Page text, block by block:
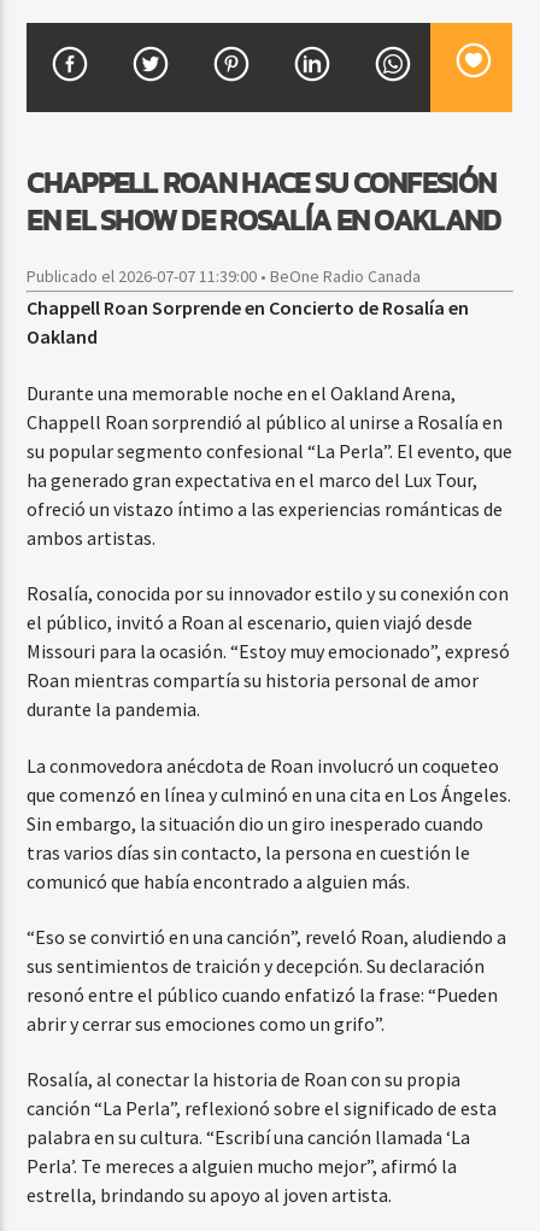
5:00 PM 7:00 PM
Beone Radio
CHAPPELL ROAN HACE SU CONFESIÓN
EN EL SHOW DE ROSALÍA EN OAKLAND
Publicado el 2026-07-07 11:39:00 • BeOne Radio Canada
Chappell Roan Sorprende en Concierto de Rosalía en
Oakland
Durante una memorable noche en el Oakland Arena,
Chappell Roan sorprendió al público al unirse a Rosalía en
su popular segmento confesional “La Perla”. El evento, que
ha generado gran expectativa en el marco del Lux Tour,
ofreció un vistazo íntimo a las experiencias románticas de
ambos artistas.
Rosalía, conocida por su innovador estilo y su conexión con
el público, invitó a Roan al escenario, quien viajó desde
Missouri para la ocasión. “Estoy muy emocionado”, expresó
Roan mientras compartía su historia personal de amor
durante la pandemia.
La conmovedora anécdota de Roan involucró un coqueteo
que comenzó en línea y culminó en una cita en Los Ángeles.
Sin embargo, la situación dio un giro inesperado cuando
tras varios días sin contacto, la persona en cuestión le
comunicó que había encontrado a alguien más.
“Eso se convirtió en una canción”, reveló Roan, aludiendo a
sus sentimientos de traición y decepción. Su declaración
resonó entre el público cuando enfatizó la frase: “Pueden
abrir y cerrar sus emociones como un grifo”.
Rosalía, al conectar la historia de Roan con su propia
canción “La Perla”, reflexionó sobre el significado de esta
palabra en su cultura. “Escribí una canción llamada ‘La
Perla’. Te mereces a alguien mucho mejor”, afirmó la
estrella, brindando su apoyo al joven artista.